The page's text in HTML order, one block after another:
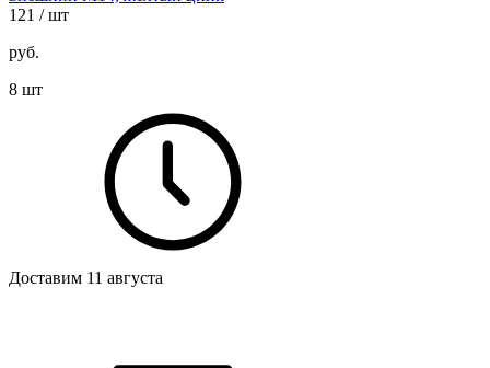
121 / шт
руб.
8 шт
Доставим 11 августа